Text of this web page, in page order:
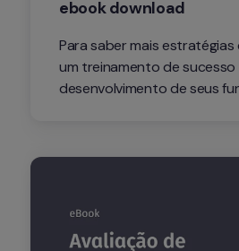
ebook download
Para saber mais
um treinamento de
desenvolvimento de seus